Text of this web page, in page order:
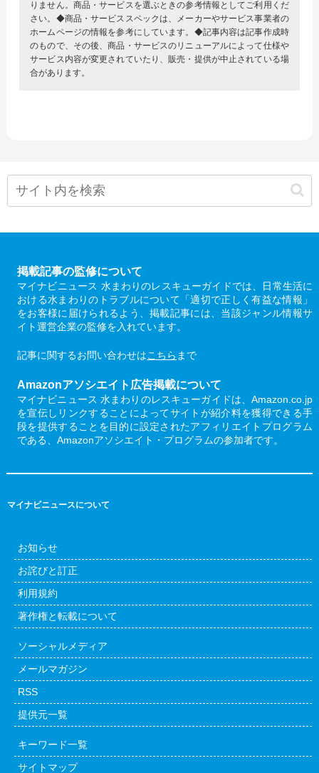
りません。商品・サービスを選ぶときの参考情報としてご利用くだ
さい。◆商品・サービススペックは、メーカーやサービス事業者の
ホームページの情報を参考にしています。◆記事内容は記事作成時
のもので、その後、商品・サービスのリニューアルによって仕様や
サービス内容が変更されていたり、販売・提供が中止されている場
合があります。
掲載記事の監修について
マイナビニュース 水まわりのレスキューガイドでは、日常生活に
おける水まわりのトラブルについて「適切で正しく有益な情報」
をお客様に届けられるよう、掲載記事には、当該ジャンル情報サ
イト運営企業の監修を入れています。
記事に関するお問い合わせはこちら まで
Amazonアソシエイト広告掲載について
マイナビニュース 水まわりのレスキューガイドは、Amazon.co.jp
を宣伝しリンクすることによってサイトが紹介料を獲得できる手
段を提供することを目的に設定されたアフィリエイトプログラム
である、Amazonアソシエイト・プログラムの参加者です。
マイナビニュースについて
お知らせ
お詫びと訂正
利用規約
著作権と転載について
ソーシャルメディア
メールマガジン
RSS
提供元一覧
キーワード一覧
サイトマップ